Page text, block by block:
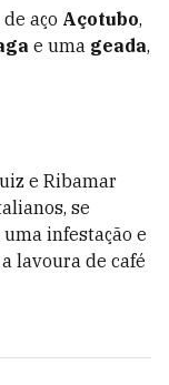
aço Açotubo,
e uma geada,
e Ribamar
se
infestação e
lavoura de café